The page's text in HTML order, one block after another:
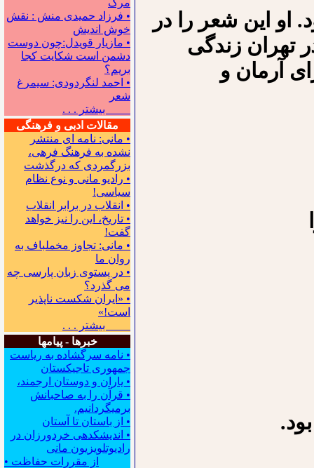
مرگ
• فرزاد حمیدی منش : نقش
خوش اندیش
• مازیار قویدل:چون دوست
دشمن است شکایت کجا
بریم؟
• احمد لنگردودی: سیمرغ
شعر
بیشتر . . .
مقالات ادبی و فرهنگی
• مانی: نامه ای منتشر
نشده به فرهنگ فرهی،
بزرگمردی که درگذشت
• رادیو مانی و نوع نظام
سیاسی!
• انقلاب در برابر انقلاب
• تاریخ، این را نیز خواهد
گفت!
• مانی: تجاوز مخملباف به
روان ما
• در پستوی زبان پارسی چه
می گذرد؟
• «ایران شکست ناپذیر
است!»
بیشتر . . .
خبرها - پیامها
• نامه سرگشاده به ریاست
جمهوری تاجیکستان
• یاران و دوستان ارجمند،
• قرآن را به صاحبانش
برمیگردانیم.
• از باستان تا آستان
• اندیشکده‍ی خردورزان در
رادیوتلویزیون مانی
• از مقررات حفاظت
او این شعر را در
در تهران زندگی
آرمان و